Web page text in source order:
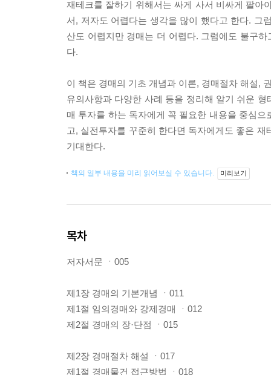
재테크를 잘하기 위해서는 싸게 사서 비싸게 팔아
서, 저자도 어렵다는 생각을 많이 했다고 한다. 그
산도 어렵지만 경매는 더 어렵다. 그럼에도 불구
다.
이 책은 경매의 기초 개념과 이론, 경매절차 해설,
유의사항과 다양한 사례 등을 정리해 알기 쉬운
매 투자를 하는 독자에게 꼭 필요한 내용을 중심
고, 실전투자를 꾸준히 한다면 독자에게도 좋은
기대한다.
책의 일부 내용을 미리 읽어보실 수 있습니다. 미리보기
목차
저자서문 ㆍ005
제1장 경매의 기본개념 ㆍ011
제1절 임의경매와 강제경매 ㆍ012
제2절 경매의 장·단점 ㆍ015
제2장 경매절차 해설 ㆍ017
제1절 경매물건 접근방법 ㆍ018